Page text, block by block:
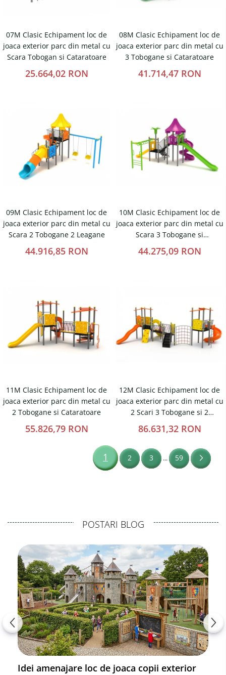
07M Clasic Echipament loc de
joaca exterior parc din metal cu
Scara Tobogan si Cataratoare
25.664,02 RON
08M Clasic Echipament loc de
joaca exterior parc din metal cu
3 Tobogane si Cataratoare
41.714,47 RON
09M Clasic Echipament loc de
joaca exterior parc din metal cu
Scara 2 Tobogane 2 Leagane
44.916,85 RON
10M Clasic Echipament loc de
joaca exterior parc din metal cu
Scara 3 Tobogane si
Cataratoare
44.275,09 RON
11M Clasic Echipament loc de
joaca exterior parc din metal cu
2 Tobogane si Cataratoare
55.826,79 RON
12M Clasic Echipament loc de
joaca exterior parc din metal cu
2 Scari 3 Tobogane si 2
Cataratoare
86.631,32 RON
1 2 3 ... 59
POSTARI BLOG
Idei amenajare loc de joaca copii exterior